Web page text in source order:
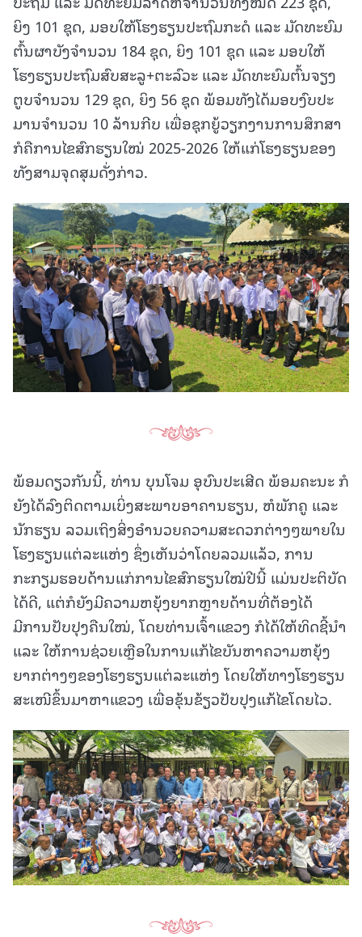
ຍິງ 101 ຊຸດ, ມອບໃຫ້ໂຮງຮຽນປະຖົມກະດໍ ແລະ ມັດທະຍົມ
ຕົ້ນຜາບັງຈຳນວນ 184 ຊຸດ, ຍິງ 101 ຊຸດ ແລະ ມອບໃຫ້
ໂຮງຮຽນປະຖົມສົບສະລູ+ຕະລົວະ ແລະ ມັດທະຍົມຕົ້ນຈຽງ
ຕູບຈຳນວນ 129 ຊຸດ, ຍິງ 56 ຊຸດ ພ້ອມທັງໄດ້ມອບງົບປະ
ມານຈໍານວນ 10 ລ້ານກີບ ເພື່ອຊຸກຍູ້ວຽກງານການສຶກສາ
ກໍຄືການໄຂສົກຮຽນໃໝ່ 2025-2026 ໃຫ້ແກ່ໂຮງຮຽນຂອງ
ທັງສາມຈຸດສຸມດັ່ງກ່າວ.
ພ້ອມດຽວກັນນີ້, ທ່ານ ບຸນໂຈມ ອຸບົນປະເສີດ ພ້ອມຄະນະ ກໍ
ຍັງໄດ້ລົງຕິດຕາມເບິ່ງສະພາບອາຄານຮຽນ, ຫໍພັກຄູ ແລະ
ນັກຮຽນ ລວມເຖິງສິ່ງອຳນວຍຄວາມສະດວກຕ່າງໆພາຍໃນ
ໂຮງຮຽນແຕ່ລະແຫ່ງ ຊຶ່ງເຫັນວ່າໂດຍລວມແລ້ວ, ການ
ກະກຽມຮອບດ້ານແກ່ການໄຂສົກຮຽນໃໝ່ປີນີ້ ແມ່ນປະຕິບັດ
ໄດ້ດີ, ແຕ່ກໍຍັງມີຄວາມຫຍຸ້ງຍາກຫຼາຍດ້ານທີ່ຕ້ອງໄດ້
ມີການປັບປຸງຄືນໃໝ່, ໂດຍທ່ານເຈົ້າແຂວງ ກໍໄດ້ໃຫ້ທິດຊີ້ນຳ
ແລະ ໃຫ້ການຊ່ວຍເຫຼືອໃນການແກ້ໄຂບັນຫາຄວາມຫຍຸ້ງ
ຍາກຕ່າງໆຂອງໂຮງຮຽນແຕ່ລະແຫ່ງ ໂດຍໃຫ້ທາງໂຮງຮຽນ
ສະເໜີຂຶ້ນມາຫາແຂວງ ເພື່ອຂຸ້ນຂ້ຽວປັບປຸງແກ້ໄຂໂດຍໄວ.